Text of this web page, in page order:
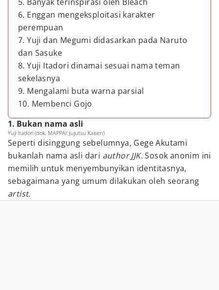
6. Enggan mengeksploitasi karakter
perempuan
7. Yuji dan Megumi didasarkan pada Naruto
dan Sasuke
8. Yuji Itadori dinamai sesuai nama teman
sekelasnya
9. Mengalami buta warna parsial
10. Membenci Gojo
1. Bukan nama asli
Yuji Itadori (dok. MAPPA/ Jujutsu Kaisen)
Seperti disinggung sebelumnya, Gege Akutami
bukanlah nama asli dari author JJK.Sosok anonim ini
memilih untuk menyembunyikan identitasnya,
sebagaimana yang umum dilakukan oleh seorang
artist.